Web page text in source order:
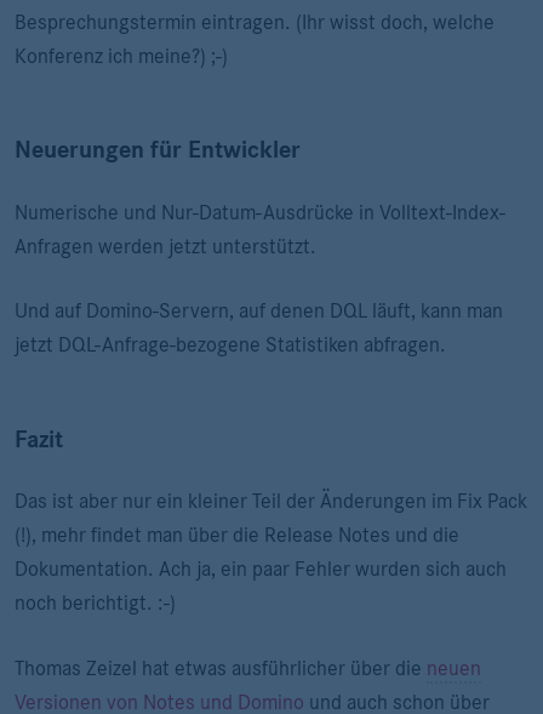
Besprechungstermin eintragen. (Ihr wisst doch, welche
Konferenz ich meine?) ;-)
Neuerungen für Entwickler
Numerische und Nur-Datum-Ausdrücke in Volltext-Index-
Anfragen werden jetzt unterstützt.
Und auf Domino-Servern, auf denen DQL läuft, kann man
jetzt DQL-Anfrage-bezogene Statistiken abfragen.
Fazit
Das ist aber nur ein kleiner Teil der Änderungen im Fix Pack
(!), mehr findet man über die Release Notes und die
Dokumentation. Ach ja, ein paar Fehler wurden sich auch
noch berichtigt. :-)
Thomas Zeizel hat etwas ausführlicher über die neuen
Versionen von Notes und Domino und auch schon über